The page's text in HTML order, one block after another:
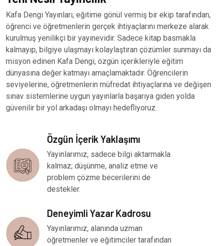
Kafa Dengi Yayınları, eğitime gönül vermiş bir ekip tarafından,
öğrenci ve öğretmenlerin gerçek ihtiyaçlarını merkeze alarak
kurulmuş yenilikçi bir yayınevidir. Sadece kitap basmakla
kalmayıp, bilgiye ulaşmayı kolaylaştıran çözümler sunmayı da
misyon edinen Kafa Dengi, özgün içerikleriyle eğitim
dünyasına değer katmayı amaçlamaktadır. Öğrencilerin
seviyelerine, öğretmenlerin müfredat ihtiyaçlarına ve değişen
sınav sistemlerine uygun yayınlarla başarıya giden yolda
güvenilir bir yol arkadaşı olmayı hedefliyoruz.
Özgün İçerik Yaklaşımı
Yayınlarımız, sadece bilgi aktarmakla
kalmaz; düşünme, analiz etme ve
problem çözme becerilerini de
destekler.
Deneyimli Yazar Kadrosu
Yayınlarımız, alanında uzman
öğretmenler ve eğitimciler tarafından